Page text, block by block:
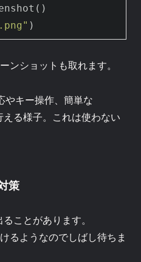
ンショットも取れます。
やキー操作、簡単な
る様子。これは使わない
策
ことがあります。
るようなのでしばし待ちま